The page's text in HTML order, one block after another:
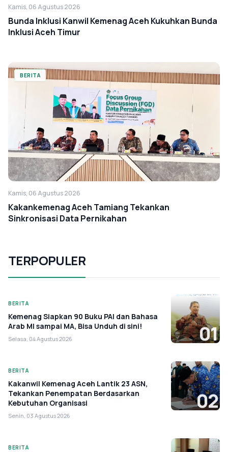
Kamis, 06 Agustus 2026
Bunda Inklusi Kanwil Kemenag Aceh Kukuhkan Bunda
Inklusi Aceh Timur
BERITA
Kamis, 06 Agustus 2026
Kakankemenag Aceh Tamiang Tekankan
Sinkronisasi Data Pernikahan
TERPOPULER
BERITA
Kemenag Siapkan 90 Buku PAI dan Bahasa
Arab MI sampai MA, Bisa Unduh di sini!
Selasa, 04 Agustus 2026 01
BERITA
Kakanwil Kemenag Aceh Lantik 23 ASN,
Tekankan Penempatan Berdasarkan
Kebutuhan Organisasi
Senin, 03 Agustus 2026
02
BERITA